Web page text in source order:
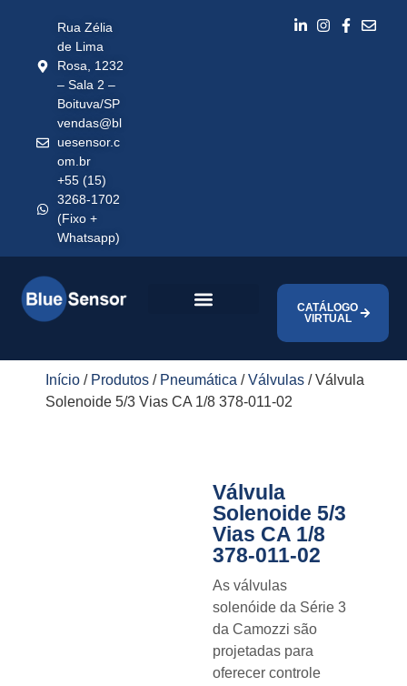
Rua Zélia
de Lima
Rosa, 1232
– Sala 2 –
Boituva/SP
vendas@bl
uesensor.c
om.br
+55 (15)
3268-1702
(Fixo +
Whatsapp)
CATÁLOGO
VIRTUAL
Início / Produtos / Pneumática /Válvulas / Válvula
Solenoide 5/3 Vias CA 1/8 378-011-02
Válvula
Solenoide 5/3
Vias CA 1/8
378-011-02
As válvulas
solenóide da Série 3
da Camozzi são
projetadas para
oferecer controle